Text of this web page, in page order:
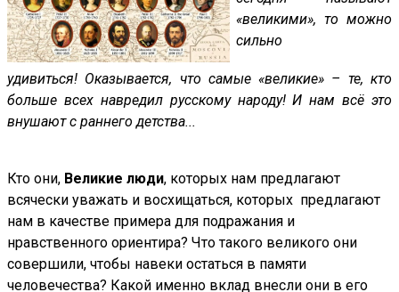
«великими», то можно
сильно
удивиться! Оказывается, что самые «великие» – те, кто
больше всех навредил русскому народу! И нам всё это
внушают с раннего детства...
Кто они, Великие люди, которых нам предлагают
всячески уважать и восхищаться, которых предлагают
нам в качестве примера для подражания и
нравственного ориентира? Что такого великого они
совершили, чтобы навеки остаться в памяти
человечества? Какой именно вклад внесли они в его